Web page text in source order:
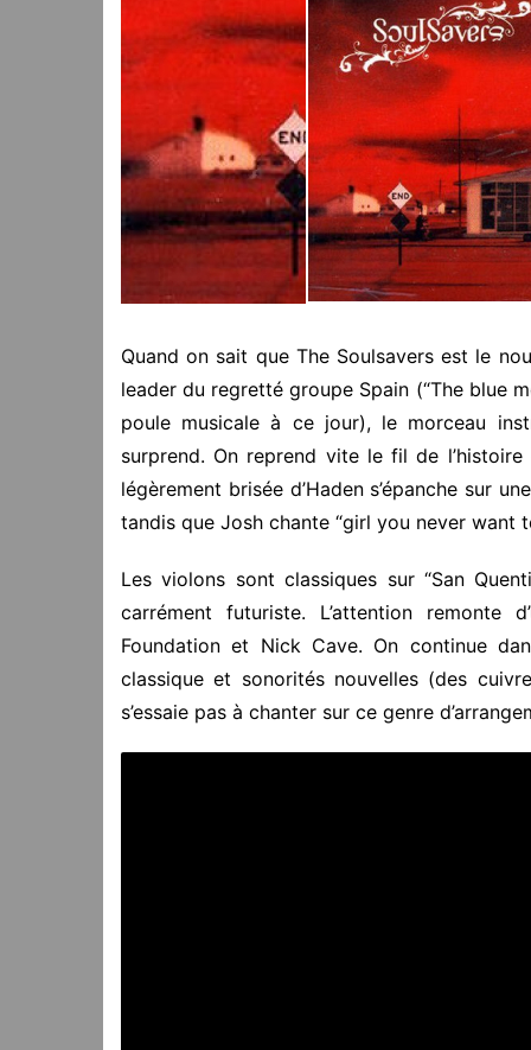
Quand on sait que The Soulsavers est le
leader du regretté groupe Spain (“The blue
poule musicale à ce jour), le morceau
surprend. On reprend vite le fil de
légèrement brisée d’Haden s’épanche sur
tandis que Josh chante “girl you never want
Les violons sont classiques sur “San
carrément futuriste. L’attention remonte
Foundation et Nick Cave. On continue
classique et sonorités nouvelles (des
s’essaie pas à chanter sur ce genre